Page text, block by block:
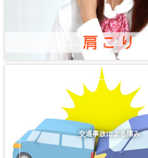
交通事故による痛み